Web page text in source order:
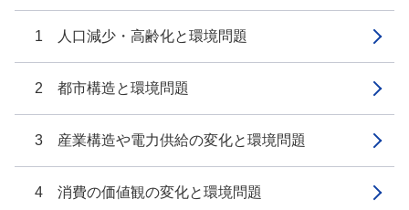
1 人口減少・高齢化と環境問題
2 都市構造と環境問題
3 産業構造や電力供給の変化と環境問題
4 消費の価値観の変化と環境問題